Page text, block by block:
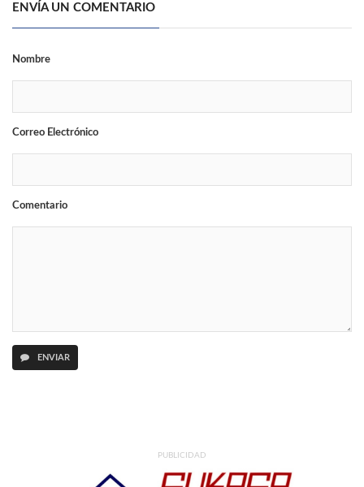
ENVÍA UN COMENTARIO
Nombre
Correo Electrónico
Comentario
ENVIAR
PUBLICIDAD